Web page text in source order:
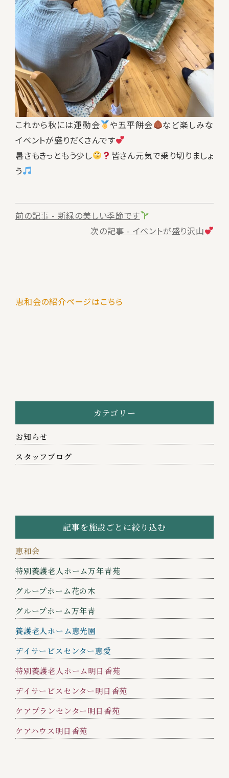
これから秋には運動会 や五平餅会
など楽しみな
イベントが盛りだくさんです
暑さもきっともう少し
皆さん元気で乗り切りましょ
う
前
へ
前の記事 - 新緑の美しい季節です
次の記事 - イベントが盛り沢山
恵和会の紹介ページはこちら
カテゴリー
お知らせ
スタッフブログ
記事を施設ごとに絞り込む
恵和会
特別養護老人ホーム万年青苑
グループホーム花の木
グループホーム万年青
養護老人ホーム恵光園
デイサービスセンター恵愛
特別養護老人ホーム明日香苑
デイサービスセンター明日香苑
ケアプランセンター明日香苑
ケアハウス明日香苑